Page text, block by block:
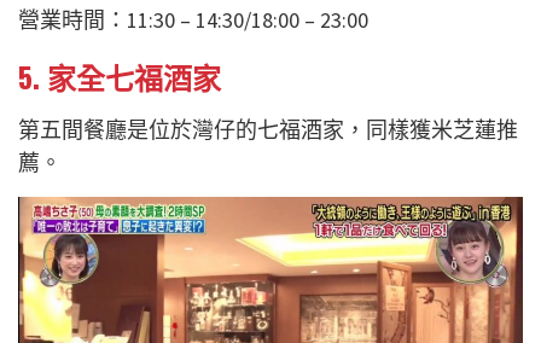
營業時間：11:30 – 14:30/18:00 – 23:00
5. 家全七福酒家
第五間餐廳是位於灣仔的七福酒家，同樣獲米芝蓮推
薦。